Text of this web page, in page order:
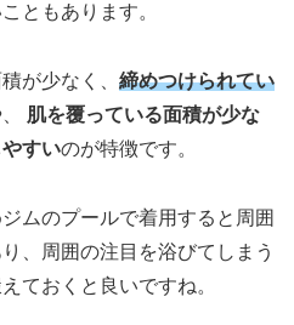
ともあります。
が少なく、 締めつけられてい
肌を覆っている面積が少な
すいのが特徴です。
ムのプールで着用すると周囲
、周囲の注目を浴びてしまう
ておくと良いですね。